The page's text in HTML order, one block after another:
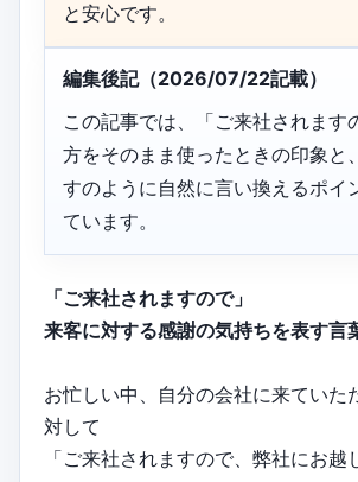
と安心です。
編集後記（2026/07/22記載）
この記事では、「ご来社されます
方をそのまま使ったときの印象と
すのように自然に言い換えるポイ
ています。
「ご来社されますので」
来客に対する感謝の気持ちを表す言
お忙しい中、自分の会社に来ていた
対して
「ご来社されますので、弊社にお越